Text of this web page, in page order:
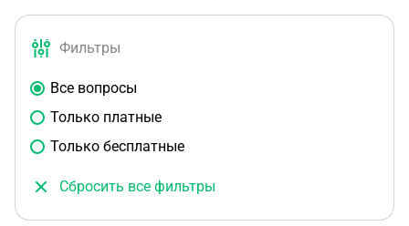
Фильтры
Все вопросы
Только платные
Только бесплатные
Сбросить все фильтры